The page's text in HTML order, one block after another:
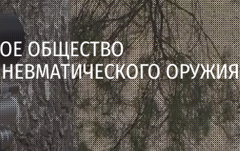
ОБЩЕСТВО
ОРУЖИЯ